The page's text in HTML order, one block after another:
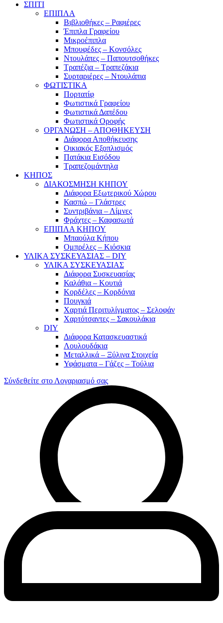
ΣΠΙΤΙ
ΕΠΙΠΛΑ
Βιβλιοθήκες – Ραφιέρες
Έπιπλα Γραφείου
Μικροέπιπλα
Μπουφέδες – Κονσόλες
Ντουλάπες – Παπουτσοθήκες
Τραπέζια – Τραπεζάκια
Συρταριέρες – Ντουλάπια
ΦΩΤΙΣΤΙΚΑ
Πορτατίφ
Φωτιστικά Γραφείου
Φωτιστικά Δαπέδου
Φωτιστικά Οροφής
ΟΡΓΑΝΩΣΗ – ΑΠΟΘΗΚΕΥΣΗ
Διάφορα Αποθήκευσης
Οικιακός Εξοπλισμός
Πατάκια Εισόδου
Τραπεζομάντηλα
ΚΗΠΟΣ
ΔΙΑΚΟΣΜΗΣΗ ΚΗΠΟΥ
Διάφορα Εξωτερικού Χώρου
Κασπώ – Γλάστρες
Συντριβάνια – Λίμνες
Φράχτες – Καφασωτά
ΕΠΙΠΛΑ ΚΗΠΟΥ
Μπαούλα Κήπου
Ομπρέλες – Κιόσκια
ΥΛΙΚΑ ΣΥΣΚΕΥΑΣΙΑΣ – DIY
ΥΛΙΚΑ ΣΥΣΚΕΥΑΣΙΑΣ
Διάφορα Συσκευασίας
Καλάθια – Κουτιά
Κορδέλες – Κορδόνια
Πουγκιά
Χαρτιά Περιτυλίγματος – Σελοφάν
Χαρτότσαντες – Σακουλάκια
DIY
Διάφορα Κατασκευαστικά
Λουλουδάκια
Μεταλλικά – Ξύλινα Στοιχεία
Υφάσματα – Γάζες – Τούλια
Σύνδεθείτε στο Λογαριασμό σας